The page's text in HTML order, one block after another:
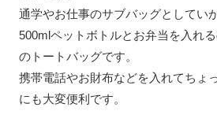
通学やお仕事のサブバッグとしてい
500mlペットボトルとお弁当を入れ
のトートバッグです。
携帯電話やお財布などを入れてちょ
にも大変便利です。